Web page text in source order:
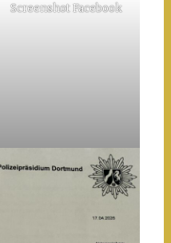
Screenshot Facebook